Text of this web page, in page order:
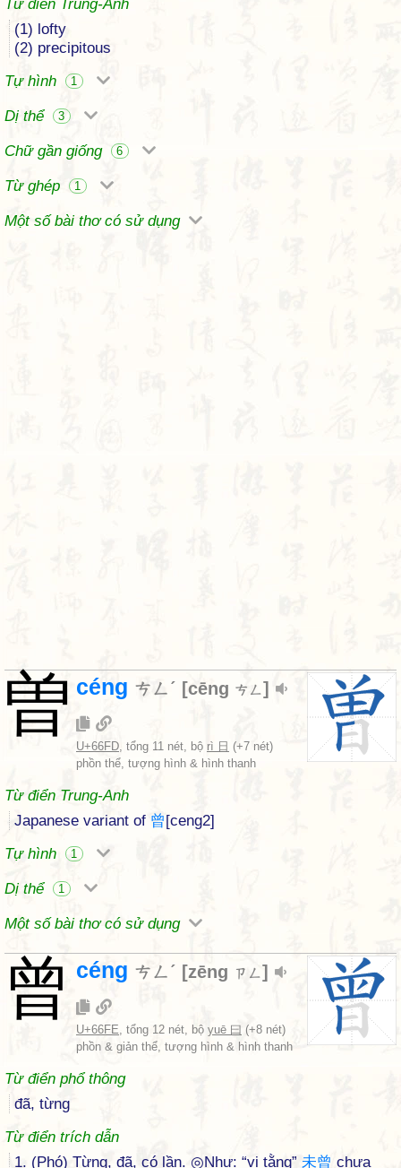
Từ điển Trung-Anh
(1) lofty
(2) precipitous
Tự hình
1
Dị thể 3
Chữ gần giống 6
Từ ghép 1
Một số bài thơ có sử dụng
曽 céng ㄘㄥˊ [cēng ㄘㄥ]
U+66FD, tổng 11 nét, bộ rì 日 (+7 nét)
phồn thể, tượng hình & hình thanh
Từ điển Trung-Anh
Japanese variant of 曾[ceng2]
Tự hình
1
Dị thể 1
Một số bài thơ có sử dụng
曾 céng ㄘㄥˊ [zēng ㄗㄥ]
U+66FE, tổng 12 nét, bộ yuē 曰 (+8 nét)
phồn & giản thể, tượng hình & hình thanh
Từ điển phổ thông
đã, từng
Từ điển trích dẫn
1. (Phó) Từng, đã, có lần. ◎Như: “vị tằng” 未曾 chưa